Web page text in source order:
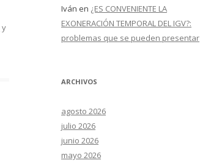
y
Iván en ¿ES CONVENIENTE LA
EXONERACIÓN TEMPORAL DEL IGV?:
problemas que se pueden presentar
ARCHIVOS
agosto 2026
julio 2026
junio 2026
mayo 2026